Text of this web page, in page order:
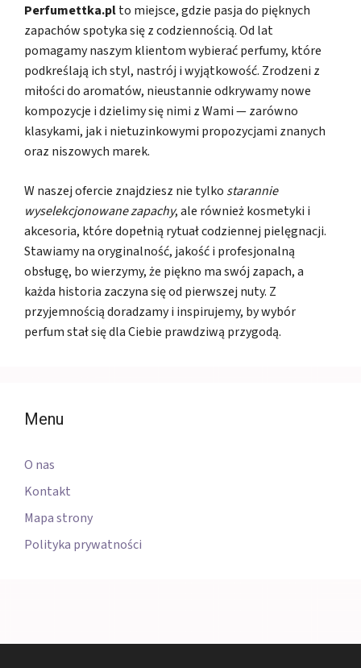
Perfumettka.plto miejsce, gdzie pasja do pięknych
zapachów spotyka się z codziennością. Od lat
pomagamy naszym klientom wybierać perfumy, które
podkreślają ich styl, nastrój i wyjątkowość. Zrodzeni z
miłości do aromatów, nieustannie odkrywamy nowe
kompozycje i dzielimy się nimi z Wami — zarówno
klasykami, jak i nietuzinkowymi propozycjami znanych
oraz niszowych marek.
W naszej ofercie znajdziesz nie tylko starannie
wyselekcjonowane zapachy, ale również kosmetyki i
akcesoria, które dopełnią rytuał codziennej pielęgnacji.
Stawiamy na oryginalność, jakość i profesjonalną
obsługę, bo wierzymy, że piękno ma swój zapach, a
każda historia zaczyna się od pierwszej nuty. Z
przyjemnością doradzamy i inspirujemy, by wybór
perfum stał się dla Ciebie prawdziwą przygodą.
Menu
O nas
Kontakt
Mapa strony
Polityka prywatności